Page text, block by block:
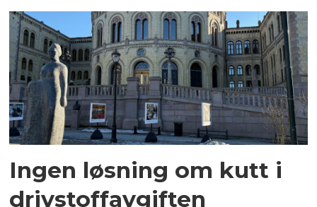
Ingen løsning om kutt i
drivstoffavgiften